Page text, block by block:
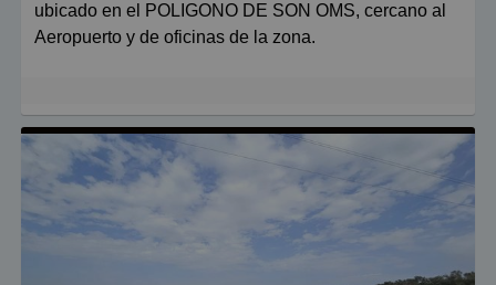
ubicado en el POLIGONO DE SON OMS, cercano al
Aeropuerto y de oficinas de la zona.
Ascensor interior de la finca, mando a distancia.
Acceso diáfano y muy amplia zona de maniobra.
Excelente ubicación en zona estratégica en el
Polígono de Son Oms.
Contacte con nosotros para realizar una visita a la